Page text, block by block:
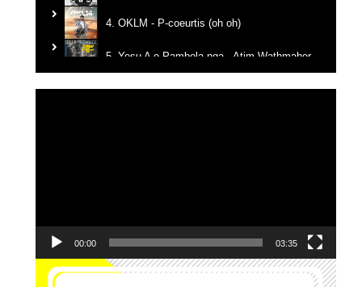
4. OKLM - P-coeurtis (oh oh)
5. Yesu A o Pambola nga - Atim Wathmaber
6. Tikanga na yemba - Candy Mulamba
00:00 03:35